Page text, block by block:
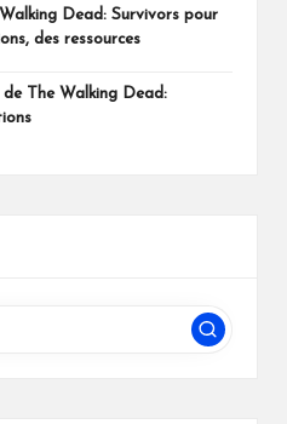
Dead: Survivors pour
des ressources
de The Walking Dead: